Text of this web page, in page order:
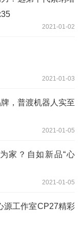
2021-01-02
2021-01-03
，普渡机器人实至
2021-01-05
家？自如新品“心
2021-01-05
源工作室CP27精彩